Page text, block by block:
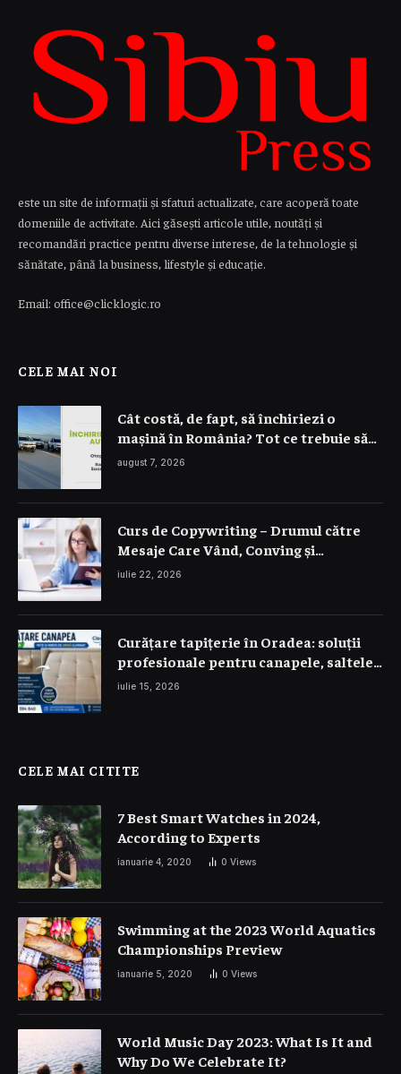
este un site de informații și sfaturi actualizate, care acoperă toate
domeniile de activitate. Aici găsești articole utile, noutăți și
recomandări practice pentru diverse interese, de la tehnologie și
sănătate, până la business, lifestyle și educație.
Email: office@clicklogic.ro
CELE MAI NOI
Cât costă, de fapt, să închiriezi o
mașină în România? Tot ce trebuie să
știi despre prețuri
august 7, 2026
Curs de Copywriting – Drumul către
Mesaje Care Vând, Conving și
Construiesc Branduri Puternice
iulie 22, 2026
Curățare tapițerie în Oradea: soluții
profesionale pentru canapele, saltele
și interior auto
iulie 15, 2026
CELE MAI CITITE
7 Best Smart Watches in 2024,
According to Experts
ianuarie 4, 2020 0 Views
Swimming at the 2023 World Aquatics
Championships Preview
ianuarie 5, 2020 0 Views
World Music Day 2023: What Is It and
Why Do We Celebrate It?